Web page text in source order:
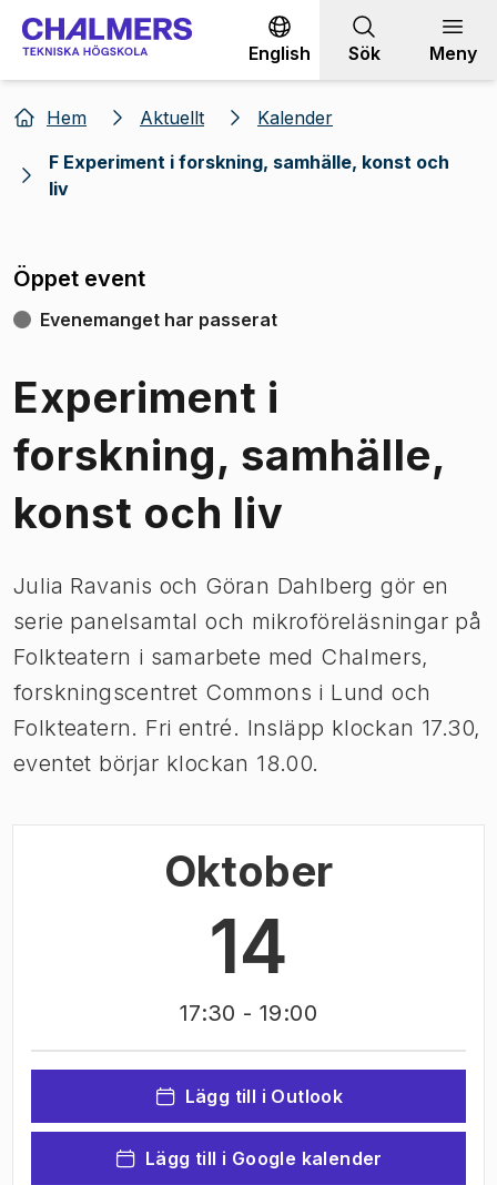
Gå till innehållet
English Sök Meny
Hem Aktuellt
Kalender
F Experiment i forskning, samhälle, konst och
liv
Öppet event
Evenemanget har passerat
Experiment i
forskning, samhälle,
konst och liv
Julia Ravanis och Göran Dahlberg gör en
serie panelsamtal och mikroföreläsningar på
Folkteatern i samarbete med Chalmers,
forskningscentret Commons i Lund och
Folkteatern. Fri entré. Insläpp klockan 17.30,
eventet börjar klockan 18.00.
Oktober
14
17:30 - 19:00
Lägg till i Outlook
Lägg till i Google kalender